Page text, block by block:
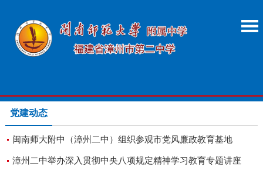
党建动态
闽南师大附中（漳州二中）组织参观市党风廉政教育基地
漳州二中举办深入贯彻中央八项规定精神学习教育专题讲座